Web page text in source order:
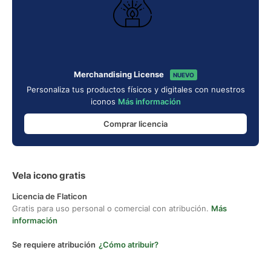
Merchandising License NUEVO
Personaliza tus productos físicos y digitales con nuestros
iconos Más información
Comprar licencia
Vela icono gratis
Licencia de Flaticon
Gratis para uso personal o comercial con atribución. Más
información
Se requiere atribución ¿Cómo atribuir?